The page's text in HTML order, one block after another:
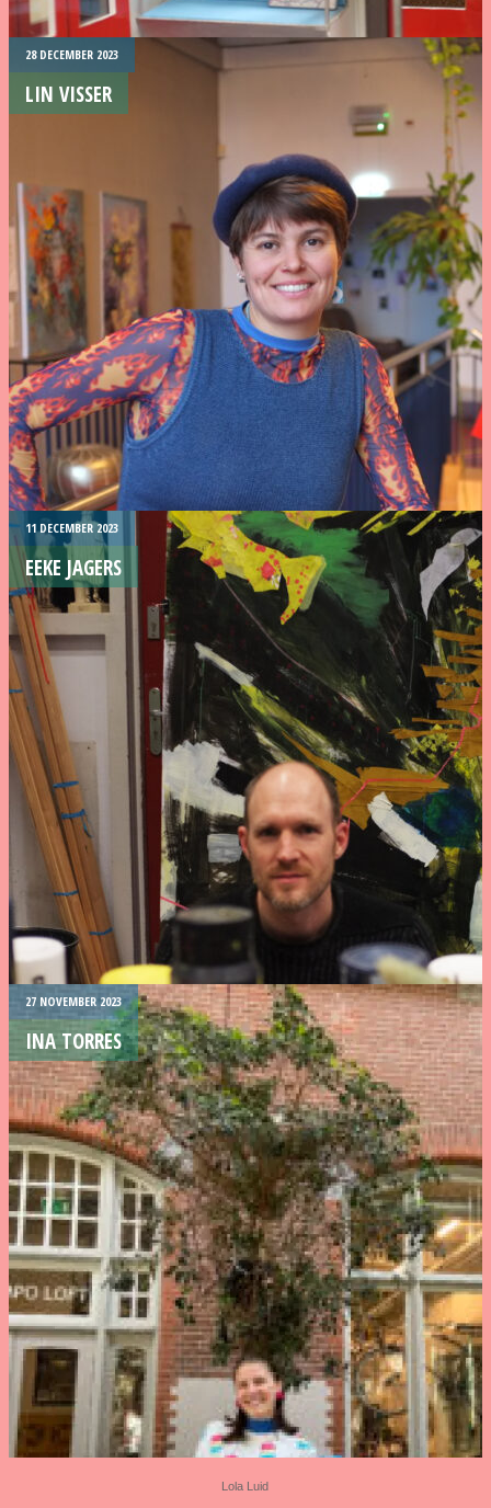
28 DECEMBER 2023
LIN VISSER
11 DECEMBER 2023
EEKE JAGERS
27 NOVEMBER 2023
INA TORRES
Lola Luid